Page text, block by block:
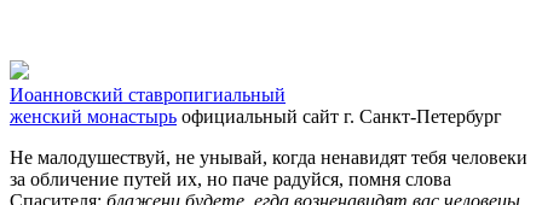
Иоанновский ставропигиальный
женский монастырь официальный сайт г. Санкт-Петербург
Не малодушествуй, не унывай, когда ненавидят тебя человеки
за обличение путей их, но паче радуйся, помня слова
Спасителя: блажени будете, егда возненавидят вас человецы